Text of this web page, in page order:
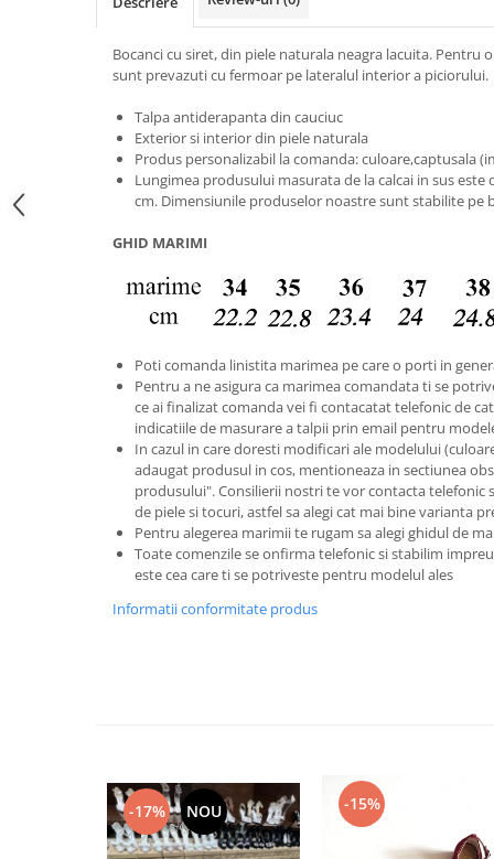
Bocanci cu siret, din piele naturala neagra lacuita. Pentru
sunt prevazuti cu fermoar pe lateralul interior a piciorului.
Talpa antiderapanta din cauciuc
Exterior si interior din piele naturala
Produs personalizabil la comanda: culoare,captusala
Lungimea produsului masurata de la calcai in sus este
cm. Dimensiunile produselor noastre sunt stabilite pe
GHID MARIMI
Poti comanda linistita marimea pe care o porti in
Pentru a ne asigura ca marimea comandata ti se
ce ai finalizat comanda vei fi contacatat telefonic de
indicatiile de masurare a talpii prin email pentru
In cazul in care doresti modificari ale modelului
adaugat produsul in cos, mentioneaza in sectiunea
produsului". Consilierii nostri te vor contacta telefonic
de piele si tocuri, astfel sa alegi cat mai bine varianta
Pentru alegerea marimii te rugam sa alegi ghidul de
Toate comenzile se onfirma telefonic si stabilim
este cea care ti se potriveste pentru modelul ales
Informatii conformitate produs
-17% NOU -15%